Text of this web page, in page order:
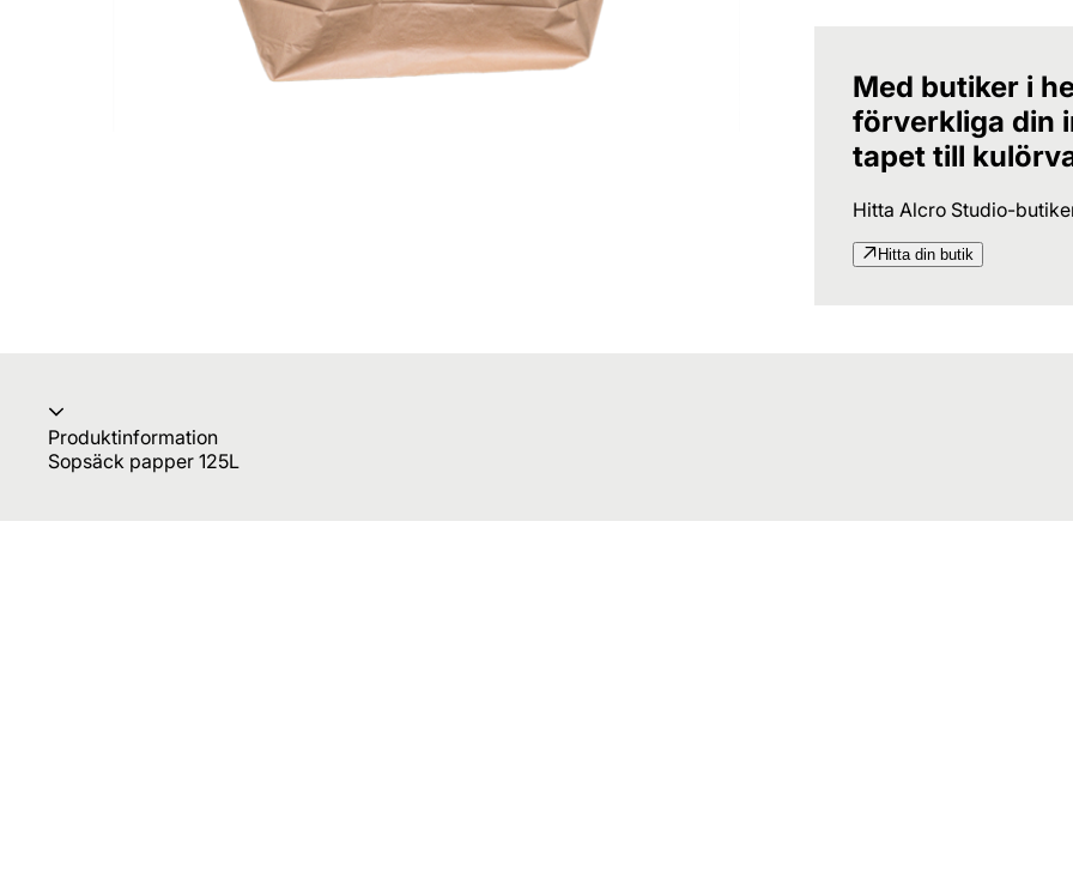
Med butiker i
förverkliga din
tapet till
Hitta Alcro Studio-
Hitta din butik
Produktinformation
Sopsäck papper 125L